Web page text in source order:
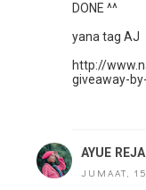
DONE ^^
yana tag AJ
http://
giveaway-
AYUE
JUMAAT,